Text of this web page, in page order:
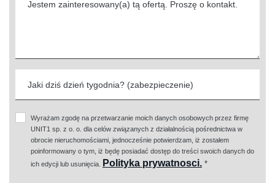
Wyrażam zgodę na przetwarzanie moich danych osobowych przez firmę
UNIT1 sp. z o. o. dla celów związanych z działalnością pośrednictwa w
obrocie nieruchomościami, jednocześnie potwierdzam, iż zostałem
poinformowany o tym, iż będę posiadać dostęp do treści swoich danych do
ich edycji lub usunięcia.
Polityka prywatnosci. *